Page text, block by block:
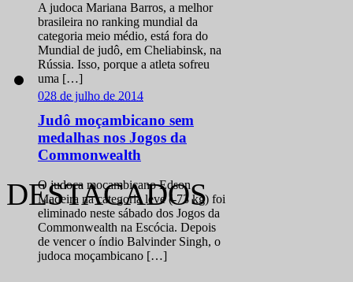
A judoca Mariana Barros, a melhor
brasileira no ranking mundial da
categoria meio médio, está fora do
Mundial de judô, em Cheliabinsk, na
Rússia. Isso, porque a atleta sofreu
uma […]
028 de julho de 2014
Judô moçambicano sem
medalhas nos Jogos da
Commonwealth
O judoca moçambicano Edson
Madeira na categoria leve (-73 kg) foi
eliminado neste sábado dos Jogos da
Commonwealth na Escócia. Depois
de vencer o índio Balvinder Singh, o
judoca moçambicano […]
DESTACADOS